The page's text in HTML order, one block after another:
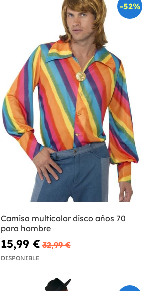
-52%
Camisa multicolor disco años 70
para hombre
15,99 € 32,99 €
DISPONIBLE